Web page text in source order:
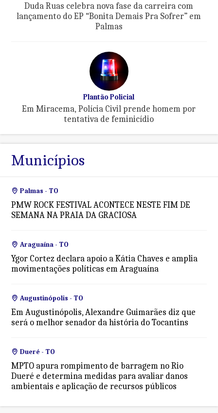
Duda Ruas celebra nova fase da carreira com
lançamento do EP “Bonita Demais Pra Sofrer” em
Palmas
Plantão Policial
Em Miracema, Polícia Civil prende homem por
tentativa de feminicídio
Municípios
Palmas - TO
PMW ROCK FESTIVAL ACONTECE NESTE FIM DE
SEMANA NA PRAIA DA GRACIOSA
Araguaína - TO
Ygor Cortez declara apoio a Kátia Chaves e amplia
movimentações políticas em Araguaína
Augustinópolis - TO
Em Augustinópolis, Alexandre Guimarães diz que
será o melhor senador da história do Tocantins
Dueré - TO
MPTO apura rompimento de barragem no Rio
Dueré e determina medidas para avaliar danos
ambientais e aplicação de recursos públicos